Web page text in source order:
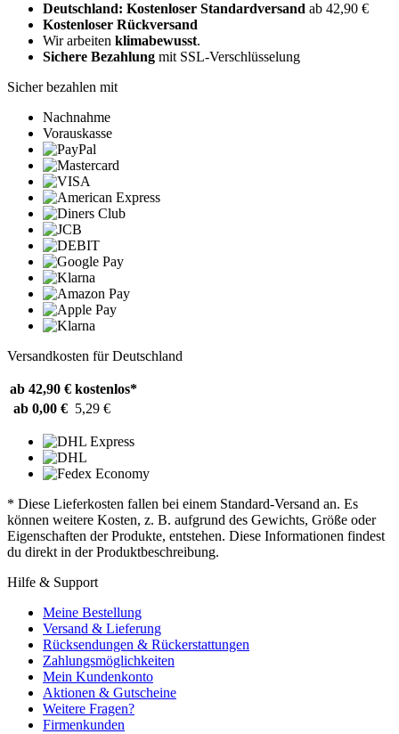
Deutschland: Kostenloser Standardversand ab 42,90 €
Kostenloser Rückversand
Wir arbeiten klimabewusst.
Sichere Bezahlung mit SSL-Verschlüsselung
Sicher bezahlen mit
Nachnahme
Vorauskasse
Versandkosten für Deutschland
ab 42,90 € kostenlos*
ab 0,00 € 5,29 €
* Diese Lieferkosten fallen bei einem Standard-Versand an. Es
können weitere Kosten, z. B. aufgrund des Gewichts, Größe oder
Eigenschaften der Produkte, entstehen. Diese Informationen findest
du direkt in der Produktbeschreibung.
Hilfe & Support
Meine Bestellung
Versand & Lieferung
Rücksendungen & Rückerstattungen
Zahlungsmöglichkeiten
Mein Kundenkonto
Aktionen & Gutscheine
Weitere Fragen?
Firmenkunden